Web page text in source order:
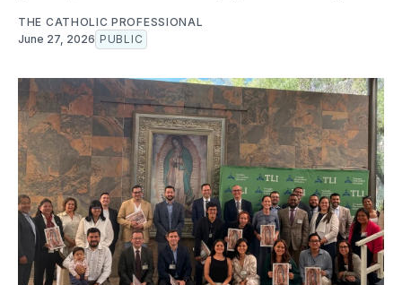
THE CATHOLIC PROFESSIONAL
June 27, 2026 PUBLIC